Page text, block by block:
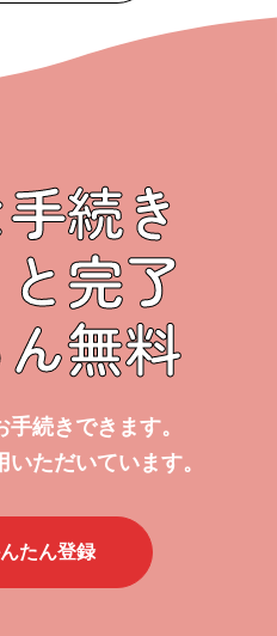
続き
完了
無料
続きできます。
ただいています。
たん登録